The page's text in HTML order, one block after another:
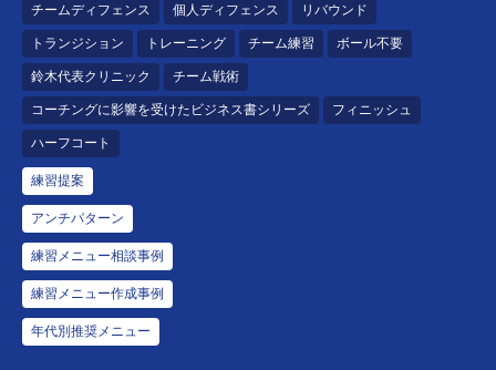
チームディフェンス 個人ディフェンス リバウンド
トランジション トレーニング チーム練習 ボール不要
鈴木代表クリニック チーム戦術
コーチングに影響を受けたビジネス書シリーズ フィニッシュ
ハーフコート
練習提案
アンチパターン
練習メニュー相談事例
練習メニュー作成事例
年代別推奨メニュー